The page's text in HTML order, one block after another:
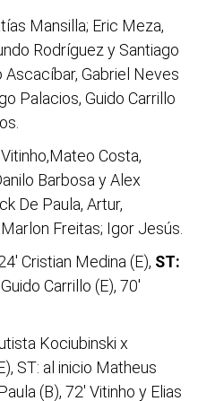
Mansilla; Eric Meza,
Rodríguez y Santiago
Ascacíbar, Gabriel Neves
Palacios, Guido Carrillo
Costa,
Barbosa y Alex
De Paula, Artur,
Freitas; Igor Jesús.
Cristian Medina (E), ST:
Carrillo (E), 70'
Kociubinski x
ST: al inicio Matheus
(B), 72' Vitinho y Elias